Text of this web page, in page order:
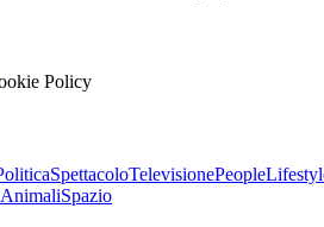
Policy
SpettacoloTelevisionePeople
AnimaliSpazio